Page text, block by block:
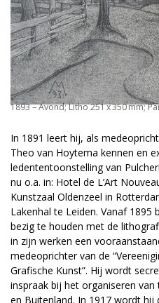
1893 – Avond; Litho 251 x 350 mm;
In 1891 leert hij, als
Theo van Hoytema kennen en
ledententoonstelling van
nu o.a. in: Hotel de L’Art
Kunstzaal Oldenzeel in
Lakenhal te Leiden. Vanaf
bezig te houden met de
in zijn werken een
medeoprichter van de
Grafische Kunst”. Hij wordt
inspraak bij het organiseren
en Buitenland. In 1917 wordt